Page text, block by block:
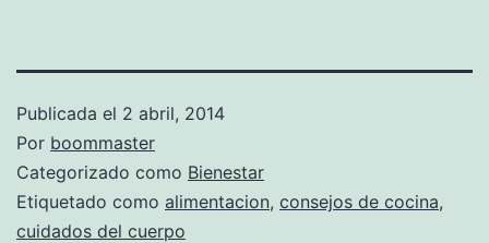
Publicada el 2 abril, 2014
Por boommaster
Categorizado como Bienestar
Etiquetado como alimentacion, consejos de cocina,
cuidados del cuerpo